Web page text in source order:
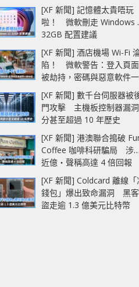
[XF 新聞] 記憶體太貴唔玩
啦！ 微軟刪走 Windows
32GB 配置建議
[XF 新聞] 酒店機場 Wi-Fi
陷！ 微軟警告：登入頁面
被劫持，密碼與惡意軟件
中招
[XF 新聞] 數千台伺服器被
門攻擊 主機板控制器漏洞
分甚至超過 10 年歷史
[XF 新聞] 港澳聯合搗破
Coffee 咖啡科研騙局 涉款
近億‧聲稱高達 4 倍回報
[XF 新聞] Coldcard 離線「
錢包」爆出致命漏洞 黑客
盜走逾 1.3 億美元比特幣